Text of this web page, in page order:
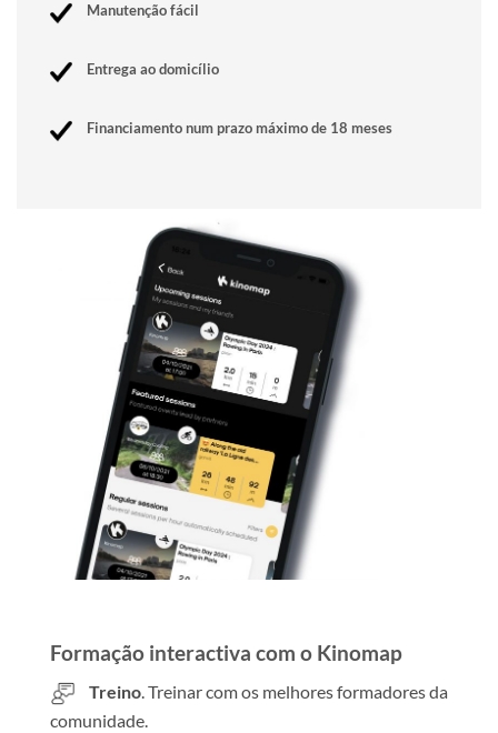
Manutenção fácil
Entrega ao domicílio
Financiamento num prazo máximo de 18 meses
Formação interactiva com o Kinomap
Treino. Treinar com os melhores formadores da
comunidade.